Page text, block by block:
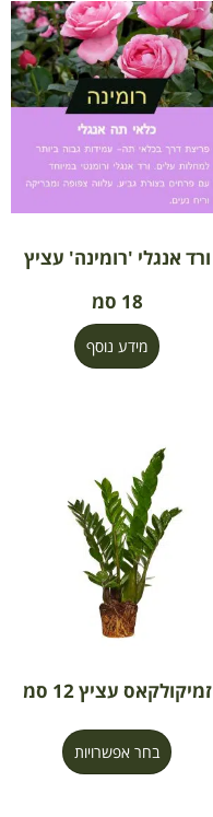
ורד אנגלי 'רומינה' עציץ
18 סמ
מידע נוסף
זמיקולקאס עציץ 12 סמ
בחר אפשרויות